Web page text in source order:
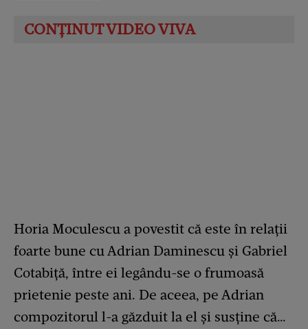
Horia Moculescu a povestit că este în relații
foarte bune cu Adrian Daminescu și Gabriel
Cotabiță, între ei legându-se o frumoasă
prietenie peste ani. De aceea, pe Adrian
compozitorul l-a găzduit la el și susține că…